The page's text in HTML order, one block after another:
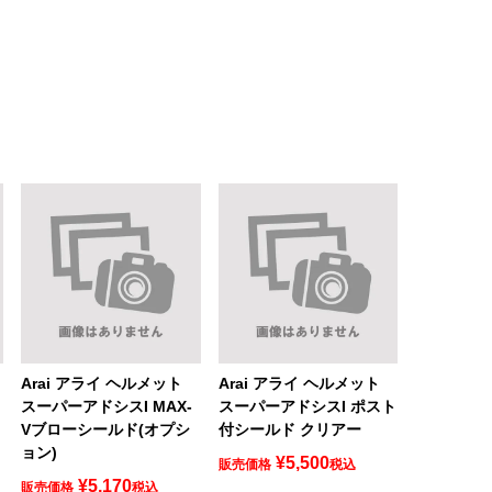
Arai アライ ヘルメット
スーパーアドシスI MAX-
Vブローシールド(オプシ
ョン)
販売価格 ¥5,170税込
Arai アライ ヘルメット
スーパーアドシスI ポスト
付シールド クリアー
販売価格 ¥5,500税込